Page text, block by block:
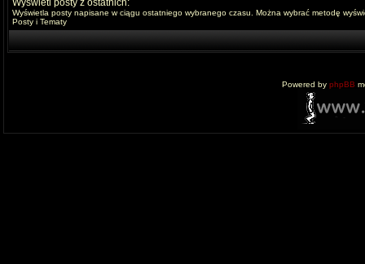
Wyświetl posty z ostatnich:
Wyświetla posty napisane w ciągu ostatniego wybranego czasu. Można wybrać metodę
Posty i Tematy
Powered by phpBB